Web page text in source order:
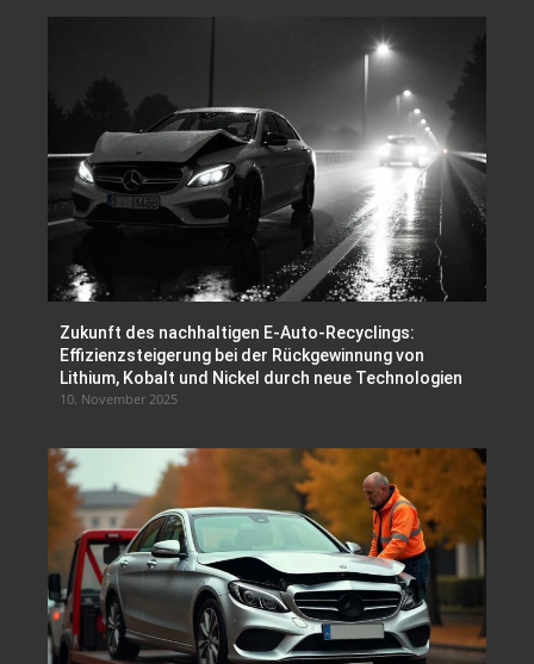
Zukunft des nachhaltigen E-Auto-Recyclings:
Effizienzsteigerung bei der Rückgewinnung von
Lithium, Kobalt und Nickel durch neue Technologien
10. November 2025